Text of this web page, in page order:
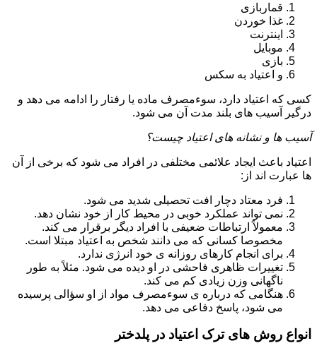
قماربازی
غذا خوردن
اینترنت
موبایل
بازی
و اعتیاد به سکس
کسی که اعتیاد دارد، سوءمصرف ماده یا رفتار را ادامه می دهد و
درگیر آسیب های بلند مدت آن می شود.
آسیب ها و نشانه های اعتیاد چیست؟
اعتیاد باعث ایجاد علائمی مختلفی در افراد می شود که برخی از آن
ها عبارت اند از:
فرد معتاد دچار افت تحصیلی شدید می شود.
نمی تواند عملکرد خوبی در محیط کار از خود نشان دهد.
معمولاً ارتباطات ضعیفی با افراد دیگر برقرار می کند.
مخصوصا کسانی که می دانند شخص به اعتیاد مبتلا است.
برای انجام کارهای روزانه ی خود انرژی ندارد.
تغییرات ظاهری فاحشی در او دیده می شود. مثلاً به طور
ناگهانی وزن زیادی کم می کند.
هنگامی که درباره ی سوءمصرف مواد از او سؤالی پرسیده
می شود، پاسخ دفاعی می دهد.
انواع روش های ترک اعتیاد در پلدختر